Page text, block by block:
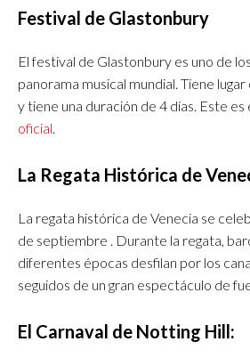
Festival de Glastonbury
El festival de Glastonbury es uno de
panorama musical mundial. Tiene
y tiene una duración de 4 días. Este es
oficial.
La Regata Histórica de
La regata histórica de Venecia se
de septiembre . Durante la regata,
diferentes épocas desfilan por los
seguidos de un gran espectáculo de
El Carnaval de Notting Hill: